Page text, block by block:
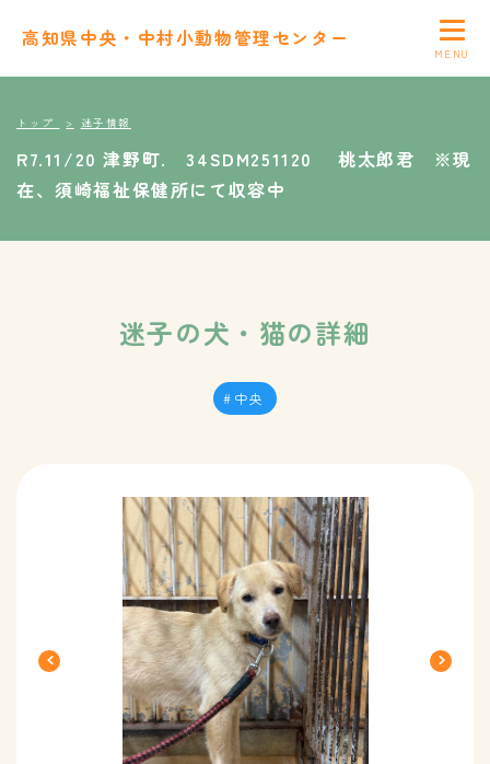
高知県中央・中村小動物管理センター
トップ 迷子情報
R7.11/20 津野町. 34SDM251120 桃太郎君 ※現
在、須崎福祉保健所にて収容中
迷子の犬・猫の詳細
中央